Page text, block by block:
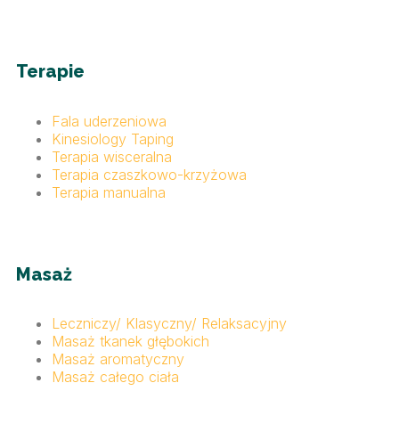
Terapie
Fala uderzeniowa
Kinesiology Taping
Terapia wisceralna
Terapia czaszkowo-krzyżowa
Terapia manualna
Masaż
Leczniczy/ Klasyczny/ Relaksacyjny
Masaż tkanek głębokich
Masaż aromatyczny
Masaż całego ciała